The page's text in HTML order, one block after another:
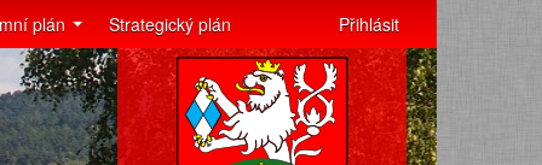
plán Strategický plán Přihlásit